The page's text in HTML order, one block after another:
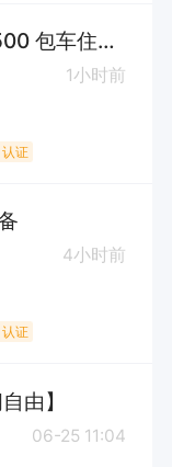
美团骑手短期工【入职奖励2500 包车住装备】
1小时前
认证
4小时前
认证
由】
06-25 11:04